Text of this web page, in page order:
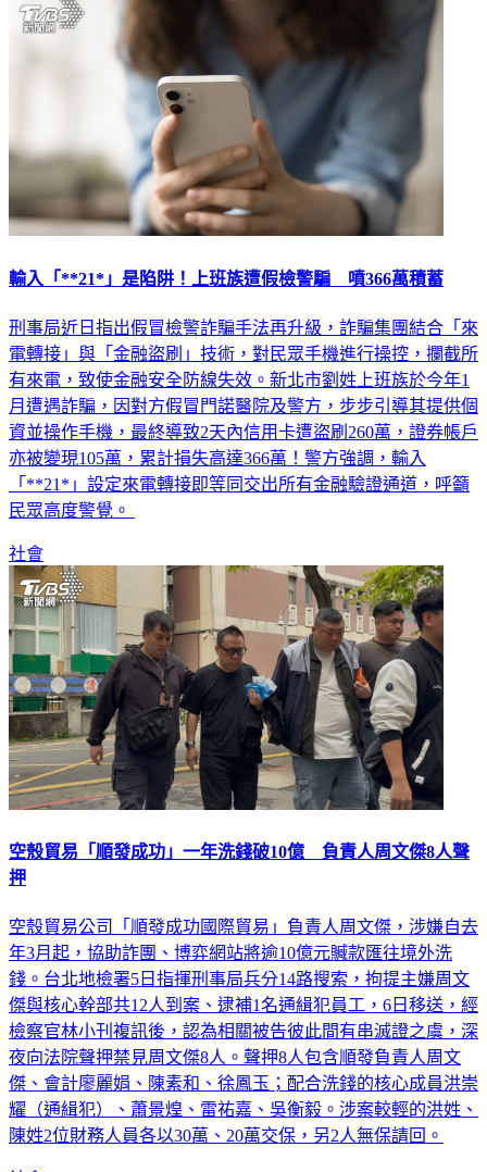
輸入「**21*」是陷阱！上班族遭假檢警騙 噴366萬積蓄
刑事局近日指出假冒檢警詐騙手法再升級，詐騙集團結合「來
電轉接」與「金融盜刷」技術，對民眾手機進行操控，攔截所
有來電，致使金融安全防線失效。新北市劉姓上班族於今年1
月遭遇詐騙，因對方假冒門諾醫院及警方，步步引導其提供個
資並操作手機，最終導致2天內信用卡遭盜刷260萬，證券帳戶
亦被變現105萬，累計損失高達366萬！警方強調，輸入
「**21*」設定來電轉接即等同交出所有金融驗證通道，呼籲
民眾高度警覺。
社會
空殼貿易「順發成功」一年洗錢破10億 負責人周文傑8人聲
押
空殼貿易公司「順發成功國際貿易」負責人周文傑，涉嫌自去
年3月起，協助詐團、博弈網站將逾10億元贓款匯往境外洗
錢。台北地檢署5日指揮刑事局兵分14路搜索，拘提主嫌周文
傑與核心幹部共12人到案、逮補1名通緝犯員工，6日移送，經
檢察官林小刊複訊後，認為相關被告彼此間有串滅證之虞，深
夜向法院聲押禁見周文傑8人。聲押8人包含順發負責人周文
傑、會計廖麗娟、陳素和、徐鳳玉；配合洗錢的核心成員洪崇
耀（通緝犯）、蕭景煌、雷祐嘉、吳衡毅。涉案較輕的洪姓、
陳姓2位財務人員各以30萬、20萬交保，另2人無保請回。